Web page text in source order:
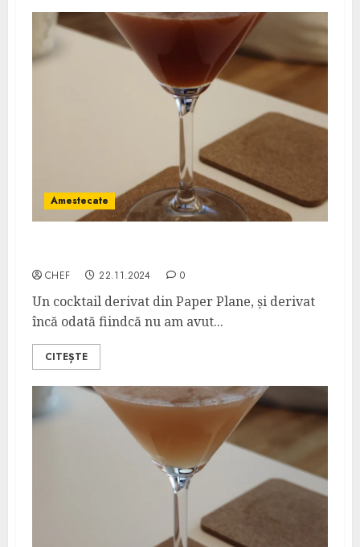
Amestecate
CHEF 22.11.2024 0
Un cocktail derivat din Paper Plane, și derivat
încă odată fiindcă nu am avut...
CITEȘTE